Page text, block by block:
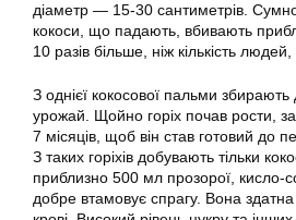
діаметр — 15-30 сантиметрів.
кокоси, що падають, вбивають
10 разів більше, ніж кількість
З однієї кокосової пальми збирають
урожай. Щойно горіх почав рости,
7 місяців, щоб він став готовий до
З таких горіхів добувають тільки
приблизно 500 мл прозорої, кисло-
добре втамовує спрагу. Вона